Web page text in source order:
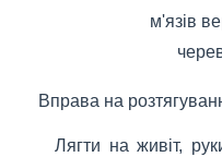
Вправа на
Лягти на живіт,